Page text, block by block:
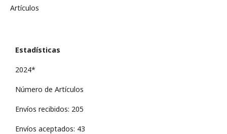
Artículos
Estadísticas
2024*
Número de Artículos
Envíos recibidos: 205
Envíos aceptados: 43